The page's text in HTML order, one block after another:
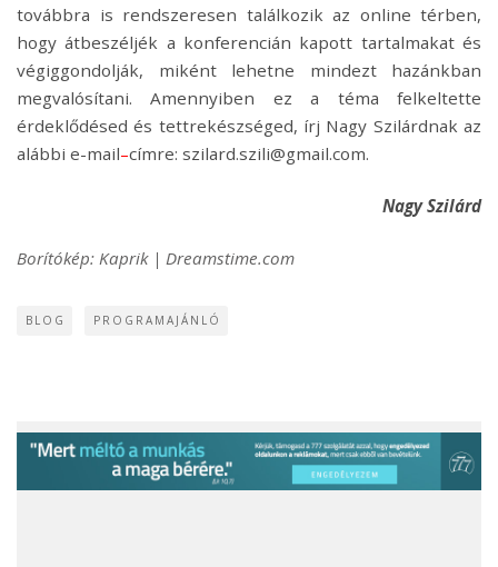
továbbra is rendszeresen találkozik az online térben,
hogy átbeszéljék a konferencián kapott tartalmakat és
végiggondolják, miként lehetne mindezt hazánkban
megvalósítani. Amennyiben ez a téma felkeltette
érdeklődésed és tettrekészséged, írj Nagy Szilárdnak az
alábbi e-mail–címre: szilard.szili@gmail.com.
Nagy Szilárd
Borítókép: Kaprik | Dreamstime.com
BLOG PROGRAMAJÁNLÓ